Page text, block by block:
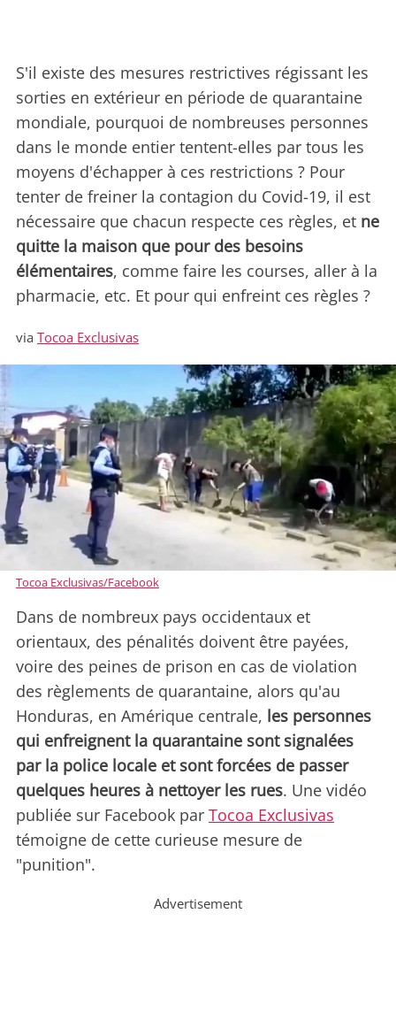
S'il existe des mesures restrictives régissant les
sorties en extérieur en période de quarantaine
mondiale, pourquoi de nombreuses personnes
dans le monde entier tentent-elles par tous les
moyens d'échapper à ces restrictions ? Pour
tenter de freiner la contagion du Covid-19, il est
nécessaire que chacun respecte ces règles, et ne
quitte la maison que pour des besoins
élémentaires, comme faire les courses, aller à la
pharmacie, etc. Et pour qui enfreint ces règles ?
via Tocoa Exclusivas
Tocoa Exclusivas/Facebook
Dans de nombreux pays occidentaux et
orientaux, des pénalités doivent être payées,
voire des peines de prison en cas de violation
des règlements de quarantaine, alors qu'au
Honduras, en Amérique centrale, les personnes
qui enfreignent la quarantaine sont signalées
par la police locale et sont forcées de passer
quelques heures à nettoyer les rues. Une vidéo
publiée sur Facebook par Tocoa Exclusivas
témoigne de cette curieuse mesure de
"punition".
Advertisement